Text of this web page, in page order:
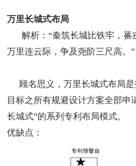
万里长城式布局
解析：“秦筑长城比铁牢，蕃
万里连云际，争及尧阶三尺高。”
顾名思义，万里长城式布局是
目标之所有规避设计方案全部申
长城式”的系列专利布局模式。
优缺点：